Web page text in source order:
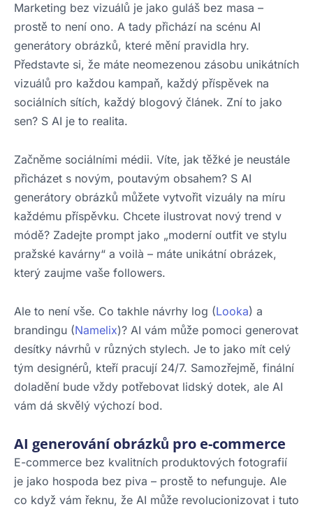
Marketing bez vizuálů je jako guláš bez masa –
prostě to není ono. A tady přichází na scénu AI
generátory obrázků, které mění pravidla hry.
Představte si, že máte neomezenou zásobu unikátních
vizuálů pro každou kampaň, každý příspěvek na
sociálních sítích, každý blogový článek. Zní to jako
sen? S AI je to realita.
Začněme sociálními médii. Víte, jak těžké je neustále
přicházet s novým, poutavým obsahem? S AI
generátory obrázků můžete vytvořit vizuály na míru
každému příspěvku. Chcete ilustrovat nový trend v
módě? Zadejte prompt jako „moderní outfit ve stylu
pražské kavárny“ a voilà – máte unikátní obrázek,
který zaujme vaše followers.
Ale to není vše. Co takhle návrhy log (Looka) a
brandingu (Namelix)? AI vám může pomoci generovat
desítky návrhů v různých stylech. Je to jako mít celý
tým designérů, kteří pracují 24/7. Samozřejmě, finální
doladění bude vždy potřebovat lidský dotek, ale AI
vám dá skvělý výchozí bod.
AI generování obrázků pro e-commerce
E-commerce bez kvalitních produktových fotografií
je jako hospoda bez piva – prostě to nefunguje. Ale
co když vám řeknu, že AI může revolucionizovat i tuto